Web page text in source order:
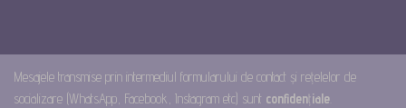
Mesajele transmise prin intermediul formularului de contact și rețelelor de
socializare (WhatsApp, Facebook, Instagram etc) sunt confidențiale